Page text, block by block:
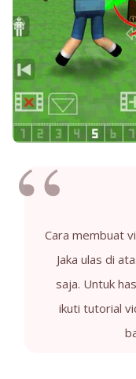
Cara membuat
Jaka ulas di
saja. Untuk
ikuti tutorial